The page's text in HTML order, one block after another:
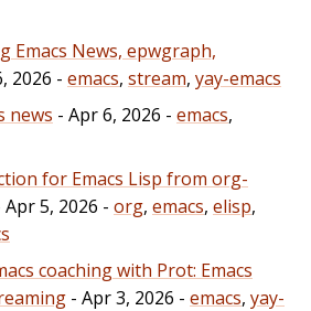
Emacs News, epwgraph,
2026 - emacs, stream, yay-emacs
news - Apr 6, 2026 - emacs,
for Emacs Lisp from org-
Apr 5, 2026 - org, emacs, elisp,
coaching with Prot: Emacs
- Apr 3, 2026 - emacs, yay-